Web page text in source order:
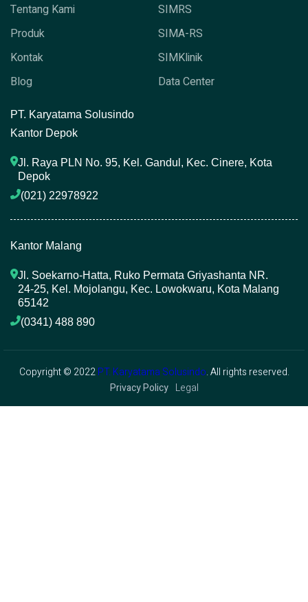
Tentang Kami
Produk
Kontak
Blog
SIMRS
SIMA-RS
SIMKlinik
Data Center
PT. Karyatama Solusindo
Kantor Depok
Jl. Raya PLN No. 95, Kel. Gandul, Kec. Cinere, Kota
Depok
(021) 22978922
Kantor Malang
Jl. Soekarno-Hatta, Ruko Permata Griyashanta NR.
24-25, Kel. Mojolangu, Kec. Lowokwaru, Kota Malang
65142
(0341) 488 890
Copyright © 2022PT. Karyatama Solusindo. All rights reserved.
Privacy Policy Legal